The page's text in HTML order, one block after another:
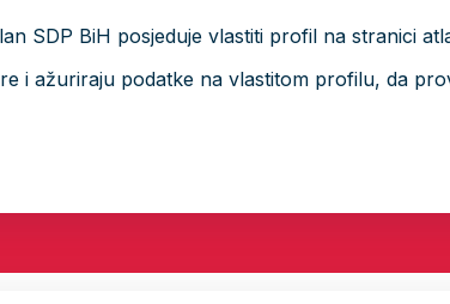
SDP BiH posjeduje vlastiti profil na stranici
i ažuriraju podatke na vlastitom profilu, da